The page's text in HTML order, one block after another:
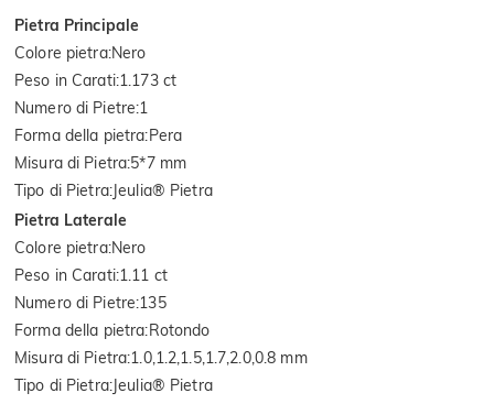
Pietra Principale
Colore pietra:Nero
Peso in Carati:1.173 ct
Numero di Pietre:1
Forma della pietra:Pera
Misura di Pietra:5*7 mm
Tipo di Pietra:Jeulia® Pietra
Pietra Laterale
Colore pietra:Nero
Peso in Carati:1.11 ct
Numero di Pietre:135
Forma della pietra:Rotondo
Misura di Pietra:1.0,1.2,1.5,1.7,2.0,0.8 mm
Tipo di Pietra:Jeulia® Pietra